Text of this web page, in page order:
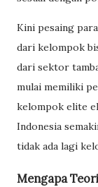
Kini pesaing
dari kelompok
dari sektor
mulai memiliki
kelompok elite
Indonesia
tidak ada lagi
Mengapa